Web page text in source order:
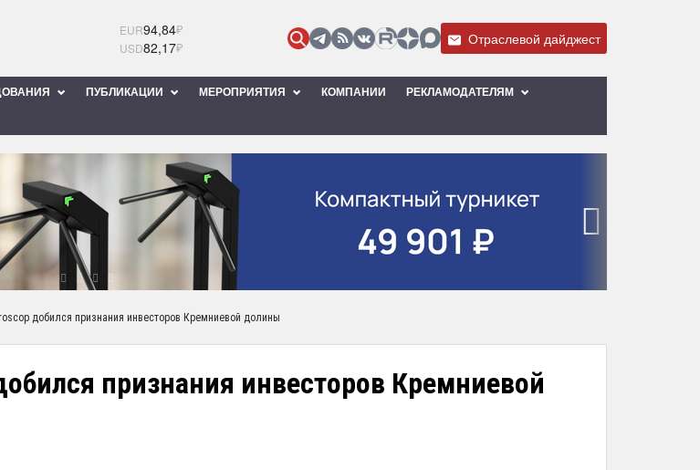
EUR94,84₽
USD82,17₽ Отраслевой дайджест
ПУБЛИКАЦИИ МЕРОПРИЯТИЯ КОМПАНИИ
РЕКЛАМОДАТЕЛЯМ
добился признания инвесторов Кремниевой долины
признания инвесторов Кремниевой